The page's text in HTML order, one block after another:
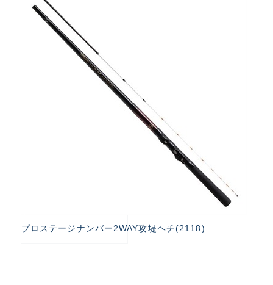
プロステージナンバー2WAY攻堤ヘチ(2118)